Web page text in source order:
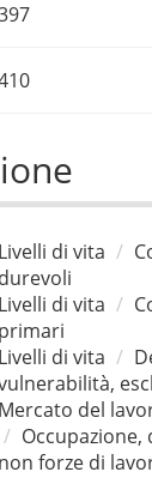
Livelli di vita
durevoli
Livelli di vita
primari
Livelli di vita
Mercato del
Occupazione,
non forze di